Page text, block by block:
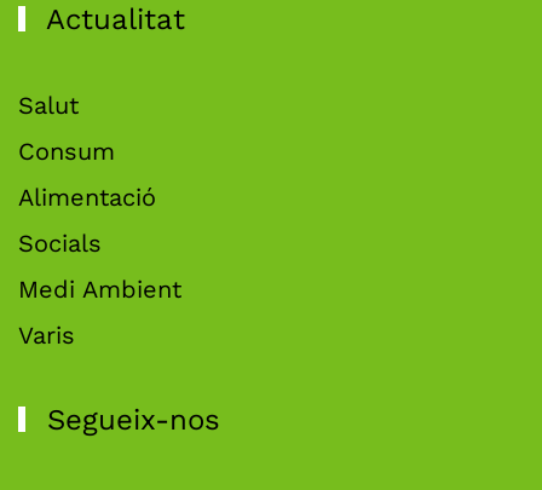
Actualitat
Salut
Consum
Alimentació
Socials
Medi Ambient
Varis
Segueix-nos